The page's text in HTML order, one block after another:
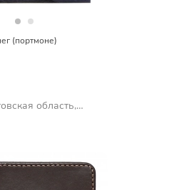
(портмоне)
область,